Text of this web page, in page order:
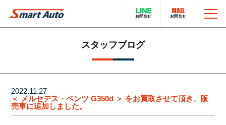
スタッフブログ
2022.11.27
＜ メルセデス・ベンツ G350d ＞ をお買取させて頂き、販
売車に追加しました。
スマートオートのこと
輸入車販売サービス
お問い合わせ
在庫車について